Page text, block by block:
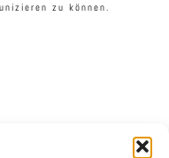
zu können.